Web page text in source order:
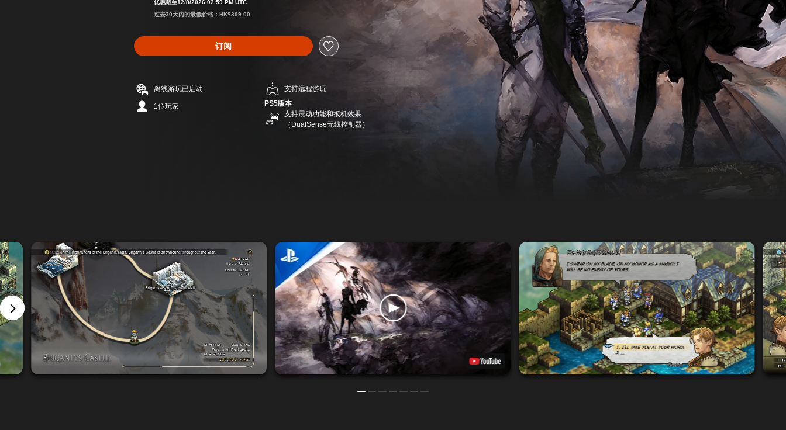
优惠截至12/8/2026 02:59 PM UTC
过去30天内的最低价格：HK$399.00
订阅
离线游玩已启动
1位玩家
支持远程游玩
PS5版本
支持震动功能和扳机效果
（DualSense无线控制器）